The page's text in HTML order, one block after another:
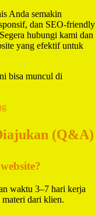
Anda semakin
dan SEO-friendly
hubungi kami dan
yang efektif untuk
bisa muncul di
(Q&A)
waktu 3–7 hari kerja
dari klien.